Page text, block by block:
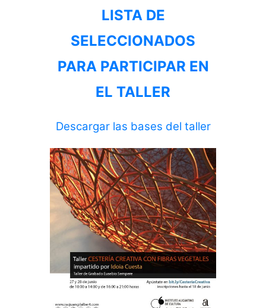
LISTA DE
SELECCIONADOS
PARA PARTICIPAR EN
EL TALLER
Descargar las bases del taller